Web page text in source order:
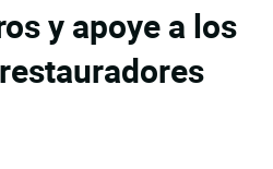
y apoye a los